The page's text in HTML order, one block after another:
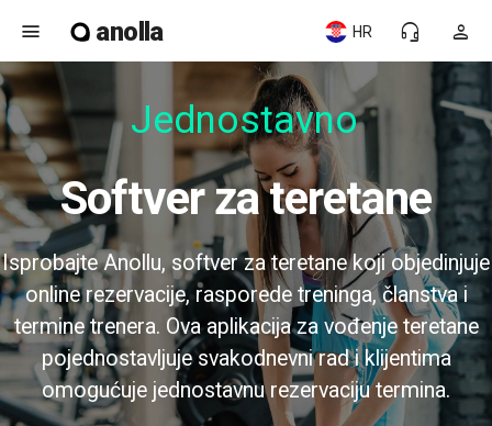
menu anolla person
headset_mic
HR
Jednostavno za
Softver za teretane
Isprobajte Anollu, softver za teretane koji objedinjuje
online rezervacije, rasporede treninga, članstva i
termine trenera. Ova aplikacija za vođenje teretane
pojednostavljuje svakodnevni rad i klijentima
omogućuje jednostavnu rezervaciju termina.